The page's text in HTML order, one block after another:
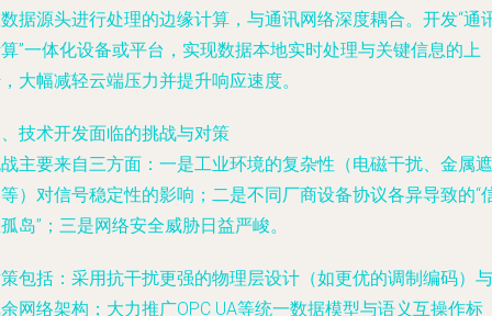
据源头进行处理的边缘计算，与通讯网络深度耦合。开发“通
”一体化设备或平台，实现数据本地实时处理与关键信息的上
大幅减轻云端压力并提升响应速度。
技术开发面临的挑战与对策
主要来自三方面：一是工业环境的复杂性（电磁干扰、金属遮
）对信号稳定性的影响；二是不同厂商设备协议各异导致的“
岛”；三是网络安全威胁日益严峻。
包括：采用抗干扰更强的物理层设计（如更优的调制编码）与
网络架构；大力推广OPC UA等统一数据模型与语义互操作标